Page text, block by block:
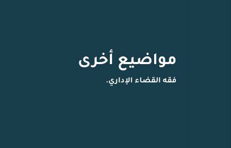
مواضيع أخرى
فقه القضاء الإداري.